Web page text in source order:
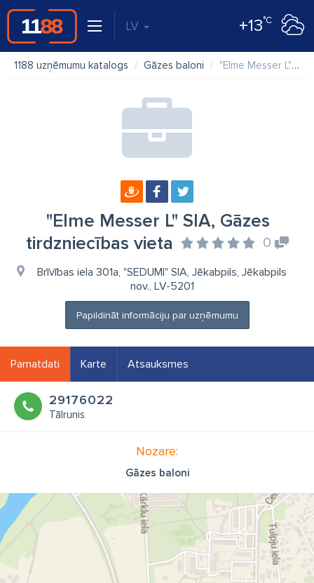
LV +13°C
1188 uzņēmumu katalogs Gāzes baloni "Elme Messer L" SIA, Gāzes tirdzniecības vieta
"Elme Messer L" SIA, Gāzes
tirdzniecības vieta
0
Brīvības iela 301a, "SEDUMI" SIA, Jēkabpils, Jēkabpils
nov., LV-5201
Papildināt informāciju par uzņēmumu
Pamatdati Karte Atsauksmes
29176022
Tālrunis
Nozare:
Gāzes baloni